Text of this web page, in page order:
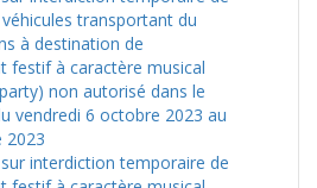
transportant du
à destination de
festif à caractère musical
non autorisé dans le
vendredi 6 octobre 2023 au
2023
interdiction temporaire de